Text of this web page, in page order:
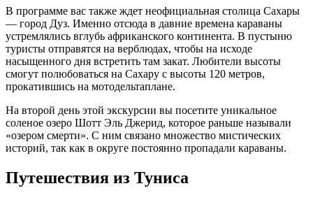
В программе вас также ждет неофициальная столица Сахары
— город Дуз. Именно отсюда в давние времена караваны
устремлялись вглубь африканского континента. В пустыню
туристы отправятся на верблюдах, чтобы на исходе
насыщенного дня встретить там закат. Любители высоты
смогут полюбоваться на Сахару с высоты 120 метров,
прокатившись на мотодельтаплане.
На второй день этой экскурсии вы посетите уникальное
соленое озеро Шотт Эль Джерид, которое раньше называли
«озером смерти». С ним связано множество мистических
историй, так как в округе постоянно пропадали караваны.
Путешествия из Туниса